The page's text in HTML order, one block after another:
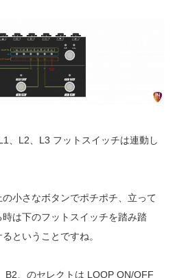
、L2、L3 フットスイッチは連動し
小さなボタンでポチポチ、立って
は下のフットスイッチを踏み踏
ということですね。
B2、のセレクトは LOOP ON/OFF